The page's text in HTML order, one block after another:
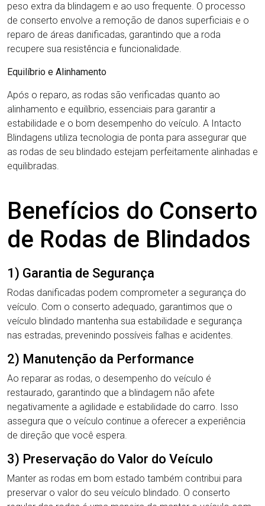
peso extra da blindagem e ao uso frequente. O processo
de conserto envolve a remoção de danos superficiais e o
reparo de áreas danificadas, garantindo que a roda
recupere sua resistência e funcionalidade.
Equilíbrio e Alinhamento
Após o reparo, as rodas são verificadas quanto ao
alinhamento e equilíbrio, essenciais para garantir a
estabilidade e o bom desempenho do veículo. A Intacto
Blindagens utiliza tecnologia de ponta para assegurar que
as rodas de seu blindado estejam perfeitamente alinhadas e
equilibradas.
Benefícios do Conserto
de Rodas de Blindados
1) Garantia de Segurança
Rodas danificadas podem comprometer a segurança do
veículo. Com o conserto adequado, garantimos que o
veículo blindado mantenha sua estabilidade e segurança
nas estradas, prevenindo possíveis falhas e acidentes.
2) Manutenção da Performance
Ao reparar as rodas, o desempenho do veículo é
restaurado, garantindo que a blindagem não afete
negativamente a agilidade e estabilidade do carro. Isso
assegura que o veículo continue a oferecer a experiência
de direção que você espera.
3) Preservação do Valor do Veículo
Manter as rodas em bom estado também contribui para
preservar o valor do seu veículo blindado. O conserto